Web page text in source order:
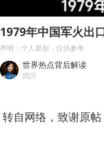
我国
曝韩
外交
奋进
1979年中国军火出
声明：个人原创，仅供参考
世界热点背后解读
四川
转自网络，致谢原帖